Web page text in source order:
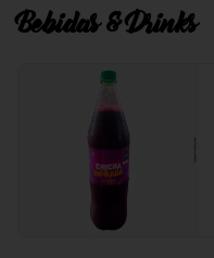
Bebidas & Drinks